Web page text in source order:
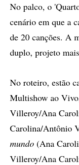
No palco, o
cenário em que a
de 20 canções. A
duplo, projeto
No roteiro, estão
Multishow ao
Villeroy/Ana
Carolina/Antônio
mundo (Ana
Villeroy/Ana